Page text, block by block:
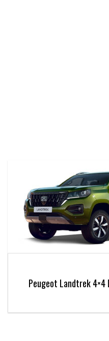
Peugeot Landtrek 4×4